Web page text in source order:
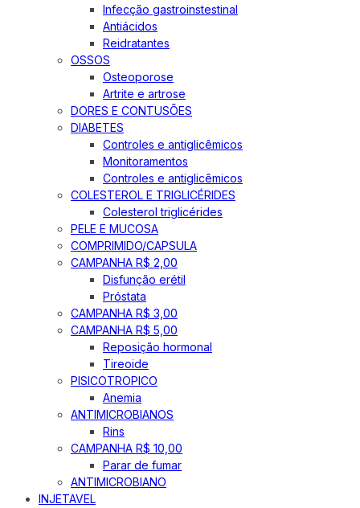
Infecção gastroinstestinal
Antiácidos
Reidratantes
OSSOS
Osteoporose
Artrite e artrose
DORES E CONTUSÕES
DIABETES
Controles e antiglicêmicos
Monitoramentos
Controles e antiglicêmicos
COLESTEROL E TRIGLICÉRIDES
Colesterol triglicérides
PELE E MUCOSA
COMPRIMIDO/CAPSULA
CAMPANHA R$ 2,00
Disfunção erétil
Próstata
CAMPANHA R$ 3,00
CAMPANHA R$ 5,00
Reposição hormonal
Tireoide
PISICOTROPICO
Anemia
ANTIMICROBIANOS
Rins
CAMPANHA R$ 10,00
Parar de fumar
ANTIMICROBIANO
INJETAVEL